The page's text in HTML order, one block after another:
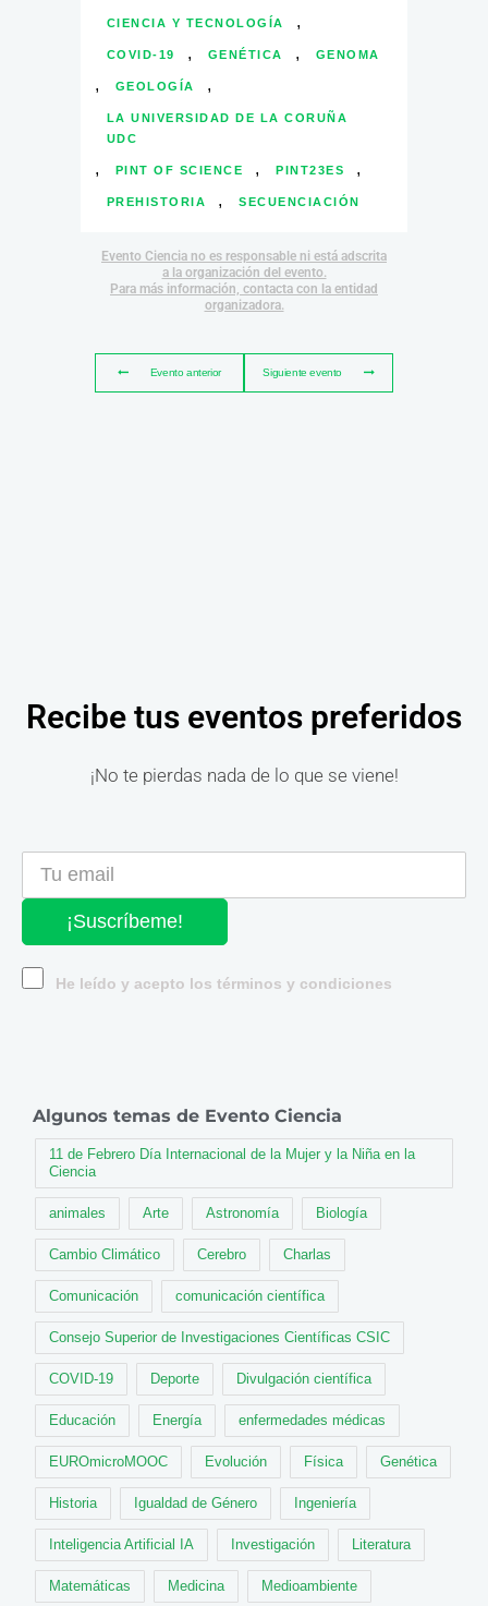
CIENCIA Y TECNOLOGÍA ,
COVID-19 , GENÉTICA , GENOMA
, GEOLOGÍA ,
LA UNIVERSIDAD DE LA CORUÑA
UDC
, PINT OF SCIENCE , PINT23ES ,
PREHISTORIA , SECUENCIACIÓN
Evento Ciencia no es responsable ni está adscrita
a la organización del evento.
Para más información, contacta con la entidad
organizadora.
Evento anterior Siguiente evento
Recibe tus eventos preferidos
¡No te pierdas nada de lo que se viene!
¡Suscríbeme!
He leído y acepto los términos y condiciones
Algunos temas de Evento Ciencia
11 de Febrero Día Internacional de la Mujer y la Niña en la
Ciencia
animales Arte Astronomía Biología
Cambio Climático Cerebro Charlas
Comunicación comunicación científica
Consejo Superior de Investigaciones Científicas CSIC
COVID-19 Deporte Divulgación científica
Educación Energía enfermedades médicas
EUROmicroMOOC Evolución Física Genética
Historia Igualdad de Género Ingeniería
Inteligencia Artificial IA Investigación Literatura
Matemáticas Medicina Medioambiente